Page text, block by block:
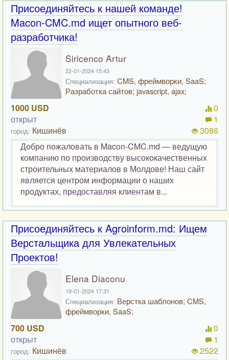
Присоединяйтесь к нашей команде!
Macon-CMC.md ищет опытного веб-
разработчика!
Siricenco Artur
22-01-2024 15:43
Специализация: CMS, фреймворки, SaaS;
Разработка сайтов; javascript, ajax;
1000 USD
открыт
город: Кишинёв
0
1
3086
Добро пожаловать в Macon-CMC.md — ведущую
компанию по производству высококачественных
строительных материалов в Молдове! Наш сайт
является центром информации о наших
продуктах, предоставляя клиентам в...
Присоединяйтесь к Agroinform.md: Ищем
Верстальщика для Увлекательных
Проектов!
Elena Diaconu
19-01-2024 17:31
Специализация: Верстка шаблонов; CMS,
фреймворки, SaaS;
700 USD
открыт
город: Кишинёв
0
1
2522